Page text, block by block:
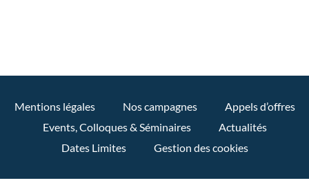
Mentions légales Nos campagnes
Appels d’offres
Events, Colloques & Séminaires
Actualités
Dates Limites
Gestion des cookies